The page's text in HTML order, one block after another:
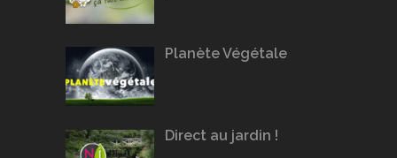
Planète Végétale
Direct au jardin !